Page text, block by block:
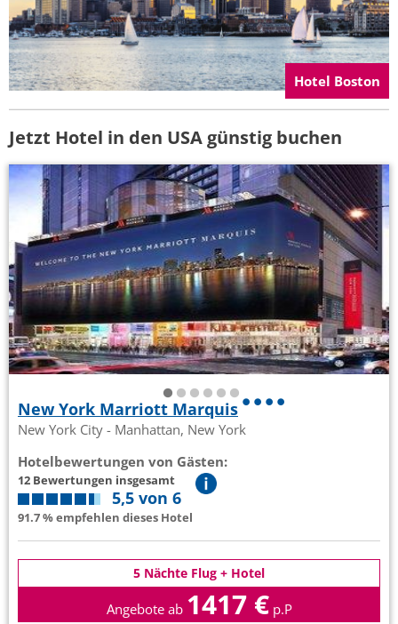
Hotel Boston
Jetzt Hotel in den USA günstig buchen
New York Marriott Marquis
New York City - Manhattan, New York
Hotelbewertungen von Gästen:
12 Bewertungen insgesamt
5,5 von 6
91.7 % empfehlen dieses Hotel
5 Nächte Flug + Hotel
Angebote ab 1417 € p.P